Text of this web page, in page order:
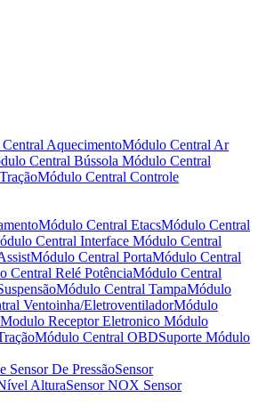
AquecimentoMódulo Central Ar
Central Bússola Módulo Central
Módulo Central Controle
Módulo Central EtacsMódulo Central
Central Interface Módulo Central
Módulo Central PortaMódulo Central
Central Relé PotênciaMódulo Central
Módulo Central TampaMódulo
Ventoinha/EletroventiladorMódulo
Modulo Receptor Eletronico Módulo
Módulo Central OBDSuporte Módulo
Sensor De PressãoSensor
AlturaSensor NOX Sensor